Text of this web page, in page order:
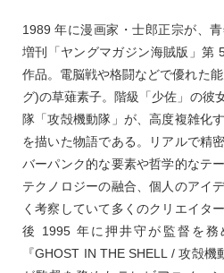
1989 年に漫画家・士郎正宗が、
増刊「ヤングマガジン海賊版」第
作品。電脳戦や格闘などで優れた
グ)の草薙素子。階級「少佐」の彼
隊「攻殻機動隊」が、高度複雑化
を描いた物語である。リアルで精
バーパンク的な要素や哲学的なテ
テクノロジーの融合、個人のアイ
く考察していて多くのクリエイタ
後 1995 年に押井守が監督を
『GHOST IN THE SHELL / 攻殻